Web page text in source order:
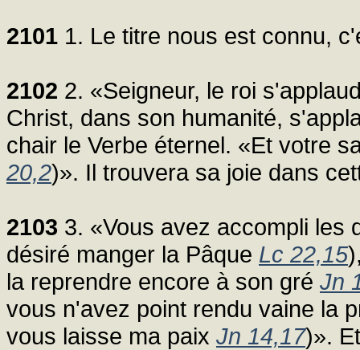
2101 1. Le titre nous est connu,
2102 2. «Seigneur, le roi
Christ, dans son humanité,
chair le Verbe éternel. «Et votre
20,2)». Il trouvera sa joie dans
2103 3. «Vous avez accompli les
désiré manger la Pâque Lc 22,15
la reprendre encore à son gré Jn
vous n'avez point rendu vaine la
vous laisse ma paix Jn 14,17)».